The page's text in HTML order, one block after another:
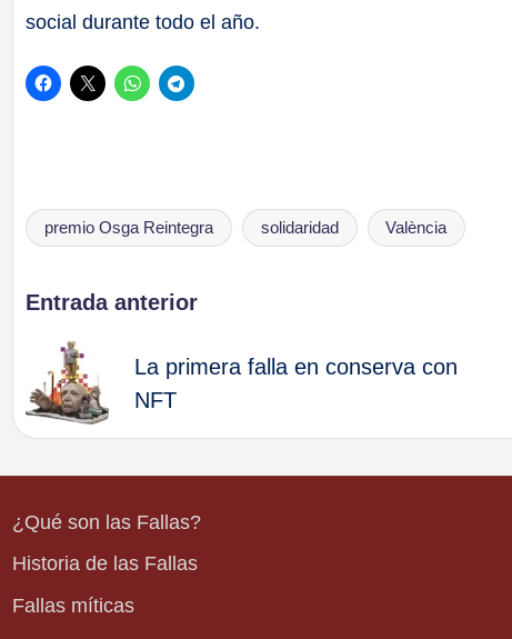
social durante todo el año.
Etiquetas:
premio Osga Reintegra solidaridad València
Navegación
de
entradas
Entrada anterior
La primera falla en conserva con
NFT
¿Qué son las Fallas?
Historia de las Fallas
Fallas míticas